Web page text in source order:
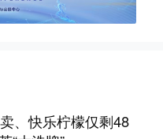
、快乐柠檬仅剩48